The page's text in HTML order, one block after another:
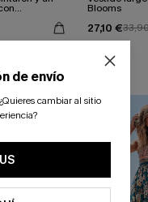
Blooms
27,10 €
de envío
¿Quieres cambiar al sitio